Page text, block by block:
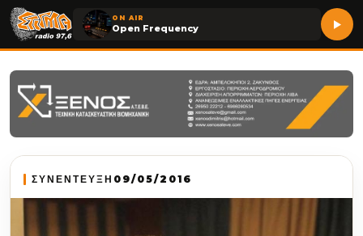
ON AIR
Open Frequency
ΣΥΝΕΝΤΕΥΞΗ 09/05/2016